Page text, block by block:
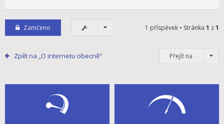
Zamčeno 1 příspěvek • Stránka 1 z1
Zpět na „O internetu obecně“ Přejít na